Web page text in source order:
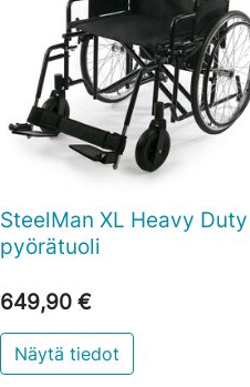
 Pikakatselu
SteelMan XL Heavy Duty
pyörätuoli
649,90 €
Näytä tiedot